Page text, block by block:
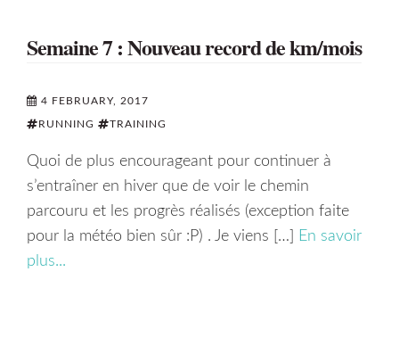
Semaine 7 : Nouveau record de km/mois
4 FEBRUARY, 2017
RUNNING TRAINING
Quoi de plus encourageant pour continuer à
s’entraîner en hiver que de voir le chemin
parcouru et les progrès réalisés (exception faite
pour la météo bien sûr :P) . Je viens […]
En savoir
plus...